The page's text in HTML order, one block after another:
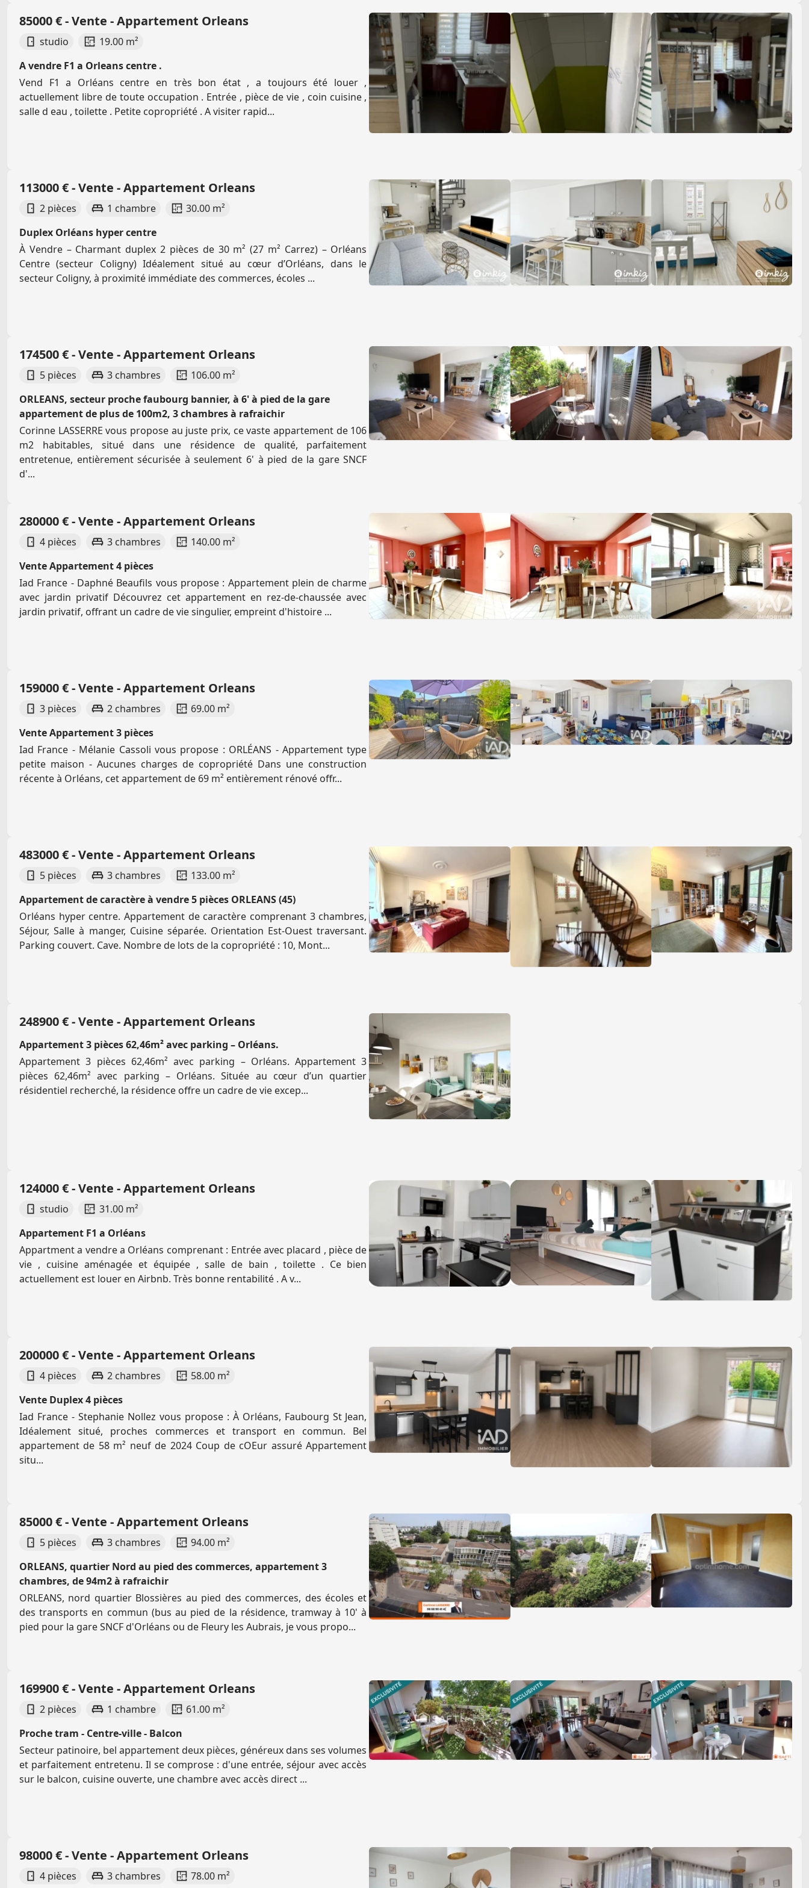
85000 € - Vente - Appartement Orleans
studio
19.00 m²
A vendre F1 a Orleans centre .
Vend F1 a Orléans centre en très bon état , a toujours été louer ,
actuellement libre de toute occupation . Entrée , pièce de vie , coin cuisine ,
salle d eau , toilette . Petite copropriété . A visiter rapid...
113000 € - Vente - Appartement Orleans
2 pièces 1 chambre
30.00 m²
Duplex Orléans hyper centre
À Vendre – Charmant duplex 2 pièces de 30 m² (27 m² Carrez) – Orléans
Centre (secteur Coligny) Idéalement situé au cœur d’Orléans, dans le
secteur Coligny, à proximité immédiate des commerces, écoles ...
174500 € - Vente - Appartement Orleans
5 pièces 3 chambres
106.00 m²
ORLEANS, secteur proche faubourg bannier, à 6' à pied de la gare
appartement de plus de 100m2, 3 chambres à rafraichir
Corinne LASSERRE vous propose au juste prix, ce vaste appartement de 106
m2 habitables, situé dans une résidence de qualité, parfaitement
entretenue, entièrement sécurisée à seulement 6' à pied de la gare SNCF
d'...
280000 € - Vente - Appartement Orleans
4 pièces 3 chambres
140.00 m²
Vente Appartement 4 pièces
Iad France - Daphné Beaufils vous propose : Appartement plein de charme
avec jardin privatif Découvrez cet appartement en rez-de-chaussée avec
jardin privatif, offrant un cadre de vie singulier, empreint d'histoire ...
159000 € - Vente - Appartement Orleans
3 pièces 2 chambres
69.00 m²
Vente Appartement 3 pièces
Iad France - Mélanie Cassoli vous propose : ORLÉANS - Appartement type
petite maison - Aucunes charges de copropriété Dans une construction
récente à Orléans, cet appartement de 69 m² entièrement rénové offr...
483000 € - Vente - Appartement Orleans
5 pièces 3 chambres
133.00 m²
Appartement de caractère à vendre 5 pièces ORLEANS (45)
Orléans hyper centre. Appartement de caractère comprenant 3 chambres,
Séjour, Salle à manger, Cuisine séparée. Orientation Est-Ouest traversant.
Parking couvert. Cave. Nombre de lots de la copropriété : 10, Mont...
248900 € - Vente - Appartement Orleans
Appartement 3 pièces 62,46m² avec parking – Orléans.
Appartement 3 pièces 62,46m² avec parking – Orléans. Appartement 3
pièces 62,46m² avec parking – Orléans. Située au cœur d’un quartier
résidentiel recherché, la résidence offre un cadre de vie excep...
124000 € - Vente - Appartement Orleans
studio
31.00 m²
Appartement F1 a Orléans
Appartment a vendre a Orléans comprenant : Entrée avec placard , pièce de
vie , cuisine aménagée et équipée , salle de bain , toilette . Ce bien
actuellement est louer en Airbnb. Très bonne rentabilité . A v...
200000 € - Vente - Appartement Orleans
4 pièces 2 chambres
58.00 m²
Vente Duplex 4 pièces
Iad France - Stephanie Nollez vous propose : À Orléans, Faubourg St Jean,
Idéalement situé, proches commerces et transport en commun. Bel
appartement de 58 m² neuf de 2024 Coup de cOEur assuré Appartement
situ...
85000 € - Vente - Appartement Orleans
5 pièces 3 chambres
94.00 m²
ORLEANS, quartier Nord au pied des commerces, appartement 3
chambres, de 94m2 à rafraichir
ORLEANS, nord quartier Blossières au pied des commerces, des écoles et
des transports en commun (bus au pied de la résidence, tramway à 10' à
pied pour la gare SNCF d'Orléans ou de Fleury les Aubrais, je vous propo...
169900 € - Vente - Appartement Orleans
2 pièces 1 chambre
61.00 m²
Proche tram - Centre-ville - Balcon
Secteur patinoire, bel appartement deux pièces, généreux dans ses volumes
et parfaitement entretenu. Il se comprose : d'une entrée, séjour avec accès
sur le balcon, cuisine ouverte, une chambre avec accès direct ...
98000 € - Vente - Appartement Orleans
4 pièces 3 chambres 78.00 m²